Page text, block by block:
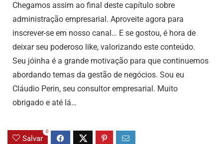
Chegamos assim ao final deste capítulo sobre
administração empresarial. Aproveite agora para
inscrever-se em nosso canal… E se gostou, é hora de
deixar seu poderoso like, valorizando este conteúdo.
Seu jóinha é a grande motivação para que continuemos
abordando temas da gestão de negócios. Sou eu
Cláudio Perin, seu consultor empresarial. Muito
obrigado e até lá…
Salvar
0